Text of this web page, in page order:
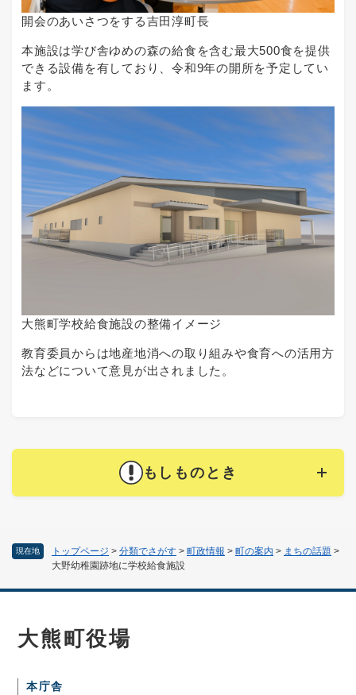
現在地 トップページ > 分類でさがす > 町政情報 > 町の案内 > まちの話題 >
大野幼稚園跡地に学校給食施設
開会のあいさつをする吉田淳町長
本施設は学び舎ゆめの森の給食を含む最大500食を提供
できる設備を有しており、令和9年の開所を予定してい
ます。
大熊町学校給食施設の整備イメージ
教育委員からは地産地消への取り組みや食育への活用方
法などについて意見が出されました。
もしものとき
大熊町役場
本庁舎